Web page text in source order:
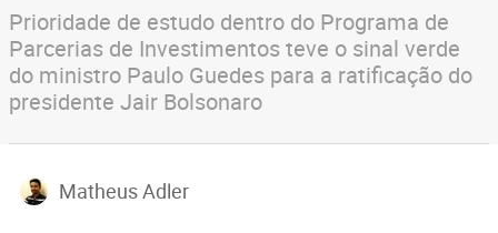
Prioridade de estudo dentro do Programa de
Parcerias de Investimentos teve o sinal verde
do ministro Paulo Guedes para a ratificação do
presidente Jair Bolsonaro
Matheus Adler